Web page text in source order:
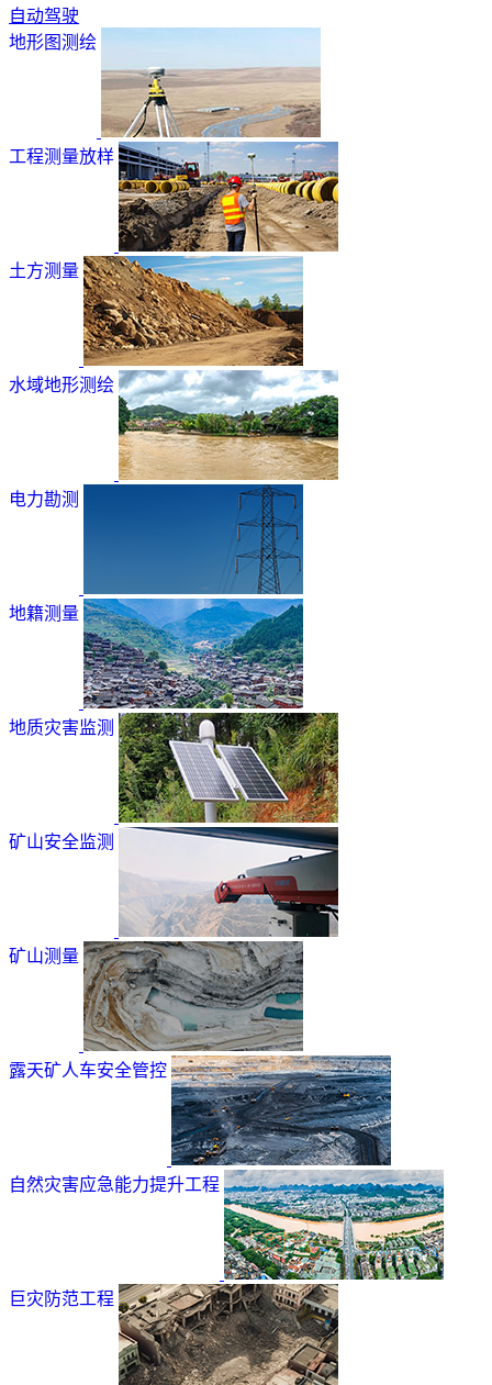
自动驾驶
地形图测绘
工程测量放样
土方测量
水域地形测绘
电力勘测
地籍测量
地质灾害监测
矿山安全监测
矿山测量
露天矿人车安全管控
自然灾害应急能力提升工程
巨灾防范工程